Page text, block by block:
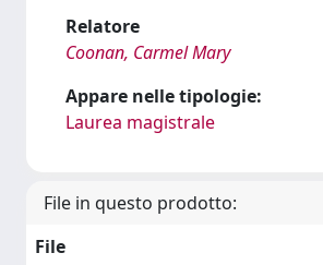
Relatore
Coonan, Carmel Mary
Appare nelle tipologie:
Laurea magistrale
File in questo prodotto:
File